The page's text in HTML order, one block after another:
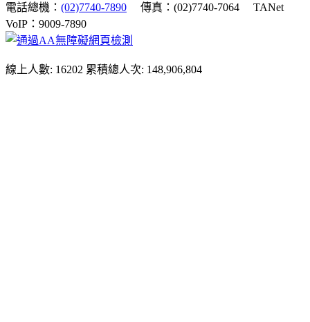
電話總機： (02)7740-7890 傳真：(02)7740-7064
TANet
VoIP：9009-7890
線上人數: 16202 累積總人次: 148,906,804